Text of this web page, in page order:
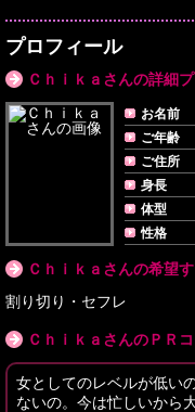
プロフィール
Ｃｈｉｋａさんの詳細
お名前
ご年齢
ご住所
身長
体型
性格
Ｃｈｉｋａさんの希望
割り切り・セフレ
ＣｈｉｋａさんのＰＲ
女としてのレベルが低い
ないの。今は忙しいから